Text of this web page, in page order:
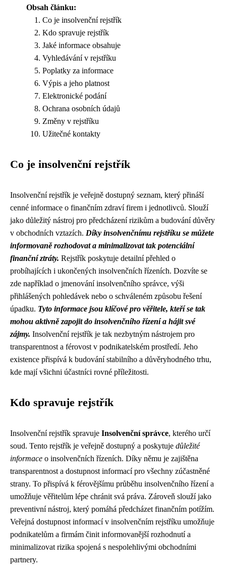
Obsah článku:
Co je insolvenční rejstřík
Kdo spravuje rejstřík
Jaké informace obsahuje
Vyhledávání v rejstříku
Poplatky za informace
Výpis a jeho platnost
Elektronické podání
Ochrana osobních údajů
Změny v rejstříku
Užitečné kontakty
Co je insolvenční rejstřík
Insolvenční rejstřík je veřejně dostupný seznam, který přináší
cenné informace o finančním zdraví firem i jednotlivců. Slouží
jako důležitý nástroj pro předcházení rizikům a budování důvěry
v obchodních vztazích. Díky insolvenčnímu rejstříku se můžete
informovaně rozhodovat a minimalizovat tak potenciální
finanční ztráty. Rejstřík poskytuje detailní přehled o
probíhajících i ukončených insolvenčních řízeních. Dozvíte se
zde například o jmenování insolvenčního správce, výši
přihlášených pohledávek nebo o schváleném způsobu řešení
úpadku. Tyto informace jsou klíčové pro věřitele, kteří se tak
mohou aktivně zapojit do insolvenčního řízení a hájit své
zájmy. Insolvenční rejstřík je tak nezbytným nástrojem pro
transparentnost a férovost v podnikatelském prostředí. Jeho
existence přispívá k budování stabilního a důvěryhodného trhu,
kde mají všichni účastníci rovné příležitosti.
Kdo spravuje rejstřík
Insolvenční rejstřík spravuje Insolvenční správce, kterého určí
soud. Tento rejstřík je veřejně dostupný a poskytuje důležité
informace o insolvenčních řízeních. Díky němu je zajištěna
transparentnost a dostupnost informací pro všechny zúčastněné
strany. To přispívá k férovějšímu průběhu insolvenčního řízení a
umožňuje věřitelům lépe chránit svá práva. Zároveň slouží jako
preventivní nástroj, který pomáhá předcházet finančním potížím.
Veřejná dostupnost informací v insolvenčním rejstříku umožňuje
podnikatelům a firmám činit informovanější rozhodnutí a
minimalizovat rizika spojená s nespolehlivými obchodními
partnery.